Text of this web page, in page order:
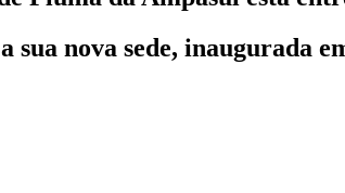
sua nova sede, inaugurada